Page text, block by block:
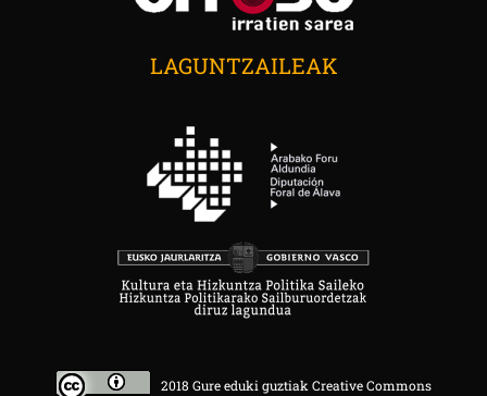
LAGUNTZAILEAK
2018 Gure eduki guztiak Creative Commons